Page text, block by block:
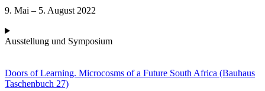
9. Mai – 5. August 2022
Ausstellung und Symposium
Doors of Learning. Microcosms of a Future South Africa (Bauhaus
Taschenbuch 27)